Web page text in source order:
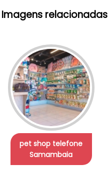
Imagens relacionadas
pet shop telefone
Samambaia